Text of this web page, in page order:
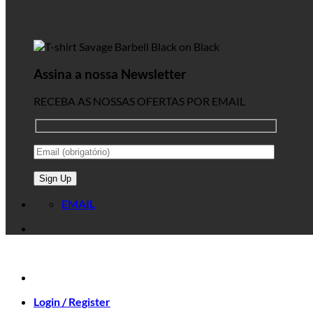
Assina a nossa Newsletter
RECEBA AS NOSSAS OFERTAS POR EMAIL
EMAIL
Login / Register